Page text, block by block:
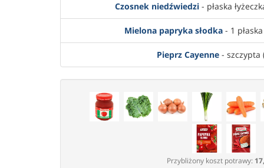
Czosnek niedźwiedzi- płaska
Mielona papryka słodka- 1 płaska
Pieprz Cayenne- szczypta
Przybliżony koszt potrawy: